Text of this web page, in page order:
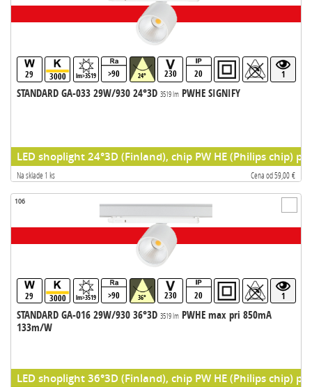
29 3000 lm>3519 >90 24° 230 20 1
STANDARD GA-033 29W/930 24°3D 3519 lmPWHE SIGNIFY
LED shoplight 24°3D (Finland), chip PW HE (Philips chip)
Na sklade 1 ks Cena od 59,00 €
106
29 3000 lm>3519 >90 36° 230 20 1
STANDARD GA-016 29W/930 36°3D 3519 lmPWHE max pri 850mA
133m/W
LED shoplight 36°3D (Finland), chip PW HE (Philips chip)